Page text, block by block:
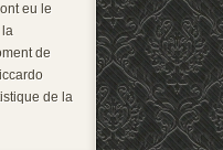
eu le
la
de
de la